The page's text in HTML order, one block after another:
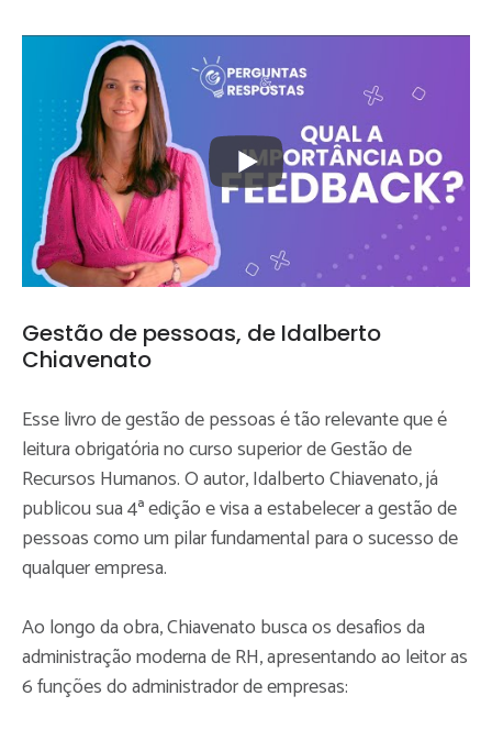
Gestão de pessoas, de Idalberto
Chiavenato
Esse livro de gestão de pessoas é tão relevante que é
leitura obrigatória no curso superior de Gestão de
Recursos Humanos. O autor, Idalberto Chiavenato, já
publicou sua 4ª edição e visa a estabelecer a gestão de
pessoas como um pilar fundamental para o sucesso de
qualquer empresa.
Ao longo da obra, Chiavenato busca os desafios da
administração moderna de RH, apresentando ao leitor as
6 funções do administrador de empresas: